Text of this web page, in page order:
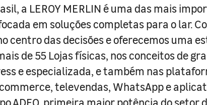
a LEROY MERLIN é uma das mais
em soluções completas para o lar.
centro das decisões e oferecemos uma
de 55 Lojas físicas, nos conceitos de
e especializada, e também nas
televendas, WhatsApp e
ADEO, primeira maior potência do setor